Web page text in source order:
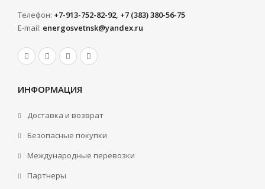
Телефон: +7-913-752-82-92, +7 (383) 380-56-75
E-mail: energosvetnsk@yandex.ru
ИНФОРМАЦИЯ
Доставка и возврат
Безопасные покупки
Международные перевозки
Партнеры